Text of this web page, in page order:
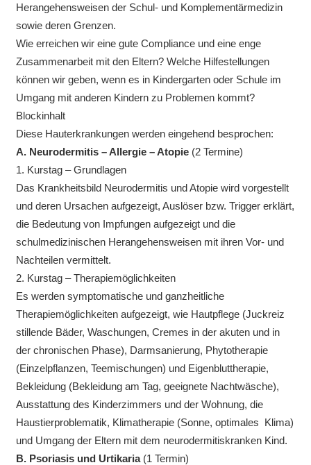
Herangehensweisen der Schul- und Komplementärmedizin
sowie deren Grenzen.
Wie erreichen wir eine gute Compliance und eine enge
Zusammenarbeit mit den Eltern? Welche Hilfestellungen
können wir geben, wenn es in Kindergarten oder Schule im
Umgang mit anderen Kindern zu Problemen kommt?
Blockinhalt
Diese Hauterkrankungen werden eingehend besprochen:
A. Neurodermitis – Allergie – Atopie (2 Termine)
1. Kurstag – Grundlagen
Das Krankheitsbild Neurodermitis und Atopie wird vorgestellt
und deren Ursachen aufgezeigt, Auslöser bzw. Trigger erklärt,
die Bedeutung von Impfungen aufgezeigt und die
schulmedizinischen Herangehensweisen mit ihren Vor- und
Nachteilen vermittelt.
2. Kurstag – Therapiemöglichkeiten
Es werden symptomatische und ganzheitliche
Therapiemöglichkeiten aufgezeigt, wie Hautpflege (Juckreiz
stillende Bäder, Waschungen, Cremes in der akuten und in
der chronischen Phase), Darmsanierung, Phytotherapie
(Einzelpflanzen, Teemischungen) und Eigenbluttherapie,
Bekleidung (Bekleidung am Tag, geeignete Nachtwäsche),
Ausstattung des Kinderzimmers und der Wohnung, die
Haustierproblematik, Klimatherapie (Sonne, optimales Klima)
und Umgang der Eltern mit dem neurodermitiskranken Kind.
B. Psoriasis und Urtikaria (1 Termin)